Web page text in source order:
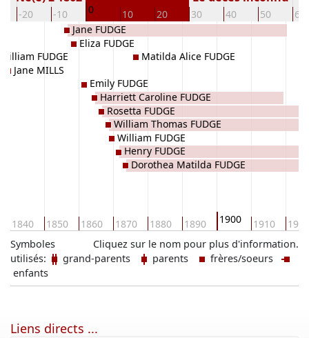
-20 -10 0 10 20 30 40 50 60
1840 1850 1860 1870 1880 1890 1900 1910 1920
William FUDGE
Jane MILLS
Jane FUDGE
Eliza FUDGE
Emily FUDGE
Harriett Caroline FUDGE
Rosetta FUDGE
William Thomas FUDGE
William FUDGE
Henry FUDGE
Dorothea Matilda FUDGE
Matilda Alice FUDGE
Cliquez sur le nom pour plus d'information.
Symboles
utilisés:
grand-parents parents
frères/soeurs
enfants
Liens directs ...